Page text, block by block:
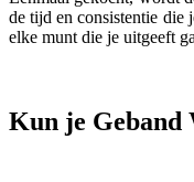
de tijd en consistentie die
elke munt die je uitgeeft
Kun je Geband